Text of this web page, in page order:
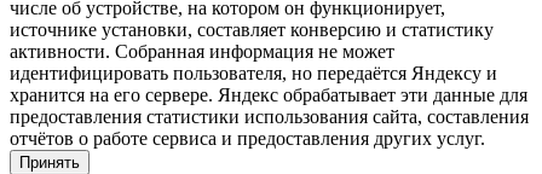
числе об устройстве, на котором он функционирует,
источнике установки, составляет конверсию и статистику
активности. Собранная информация не может
идентифицировать пользователя, но передаётся Яндексу и
хранится на его сервере. Яндекс обрабатывает эти данные для
предоставления статистики использования сайта, составления
отчётов о работе сервиса и предоставления других услуг.
Принять